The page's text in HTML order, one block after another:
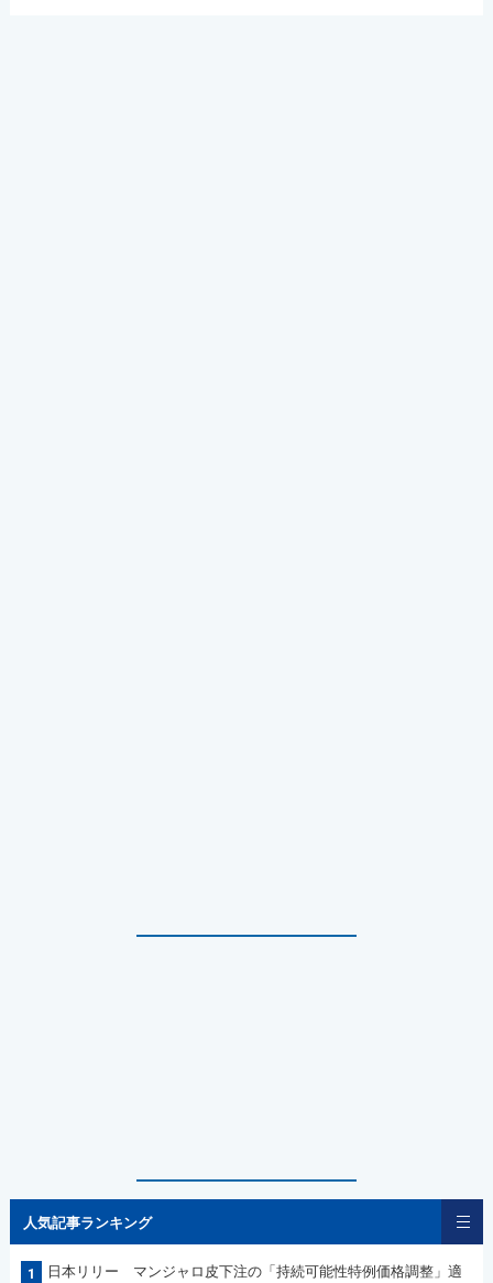
人気記事ランキング
1
日本リリー マンジャロ皮下注の「持続可能性特例価格調整」適